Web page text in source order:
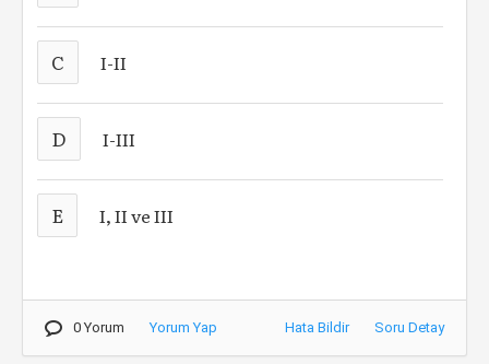
C I-II
D I-III
E I, II ve III
0 Yorum Yorum Yap Hata Bildir Soru Detay